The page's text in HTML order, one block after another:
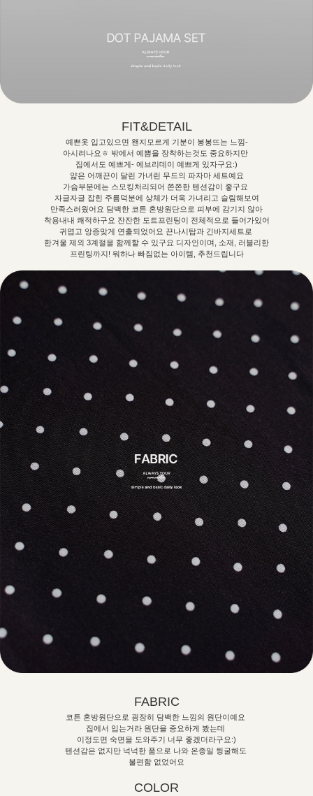
FIT&DETAIL
예쁜옷 입고있으면 왠지모르게 기분이 봉봉뜨는 느낌-
아시려나요ㅎ 밖에서 예쁨을 장착하는것도 중요하지만
집에서도 예쁘게- 에브리데이 예쁘게 있자구요:)
얇은 어깨끈이 달린 가녀린 무드의 파자마 세트예요
가슴부분에는 스모킹처리되어 쫀쫀한 텐션감이 좋구요
자글자글 잡힌 주름덕분에 상체가 더욱 가녀리고 슬림해보여
만족스러웠어요 담백한 코튼 혼방원단으로 피부에 감기지 않아
착용내내 쾌적하구요 잔잔한 도트프린팅이 전체적으로 들어가있어
귀엽고 앙증맞게 연출되었어요 끈나시탑과 긴바지세트로
한겨울 제외 3계절을 함께할 수 있구요 디자인이며, 소재, 러블리한
프린팅까지! 뭐하나 빠짐없는 아이템, 추천드립니다
FABRIC
코튼 혼방원단으로 굉장히 담백한 느낌의 원단이예요
집에서 입는거라 원단을 중요하게 봤는데
이정도면 숙면을 도와주기 너무 좋겠더라구요:)
텐션감은 없지만 넉넉한 품으로 나와 온종일 뒹굴해도
불편함 없었어요
COLOR